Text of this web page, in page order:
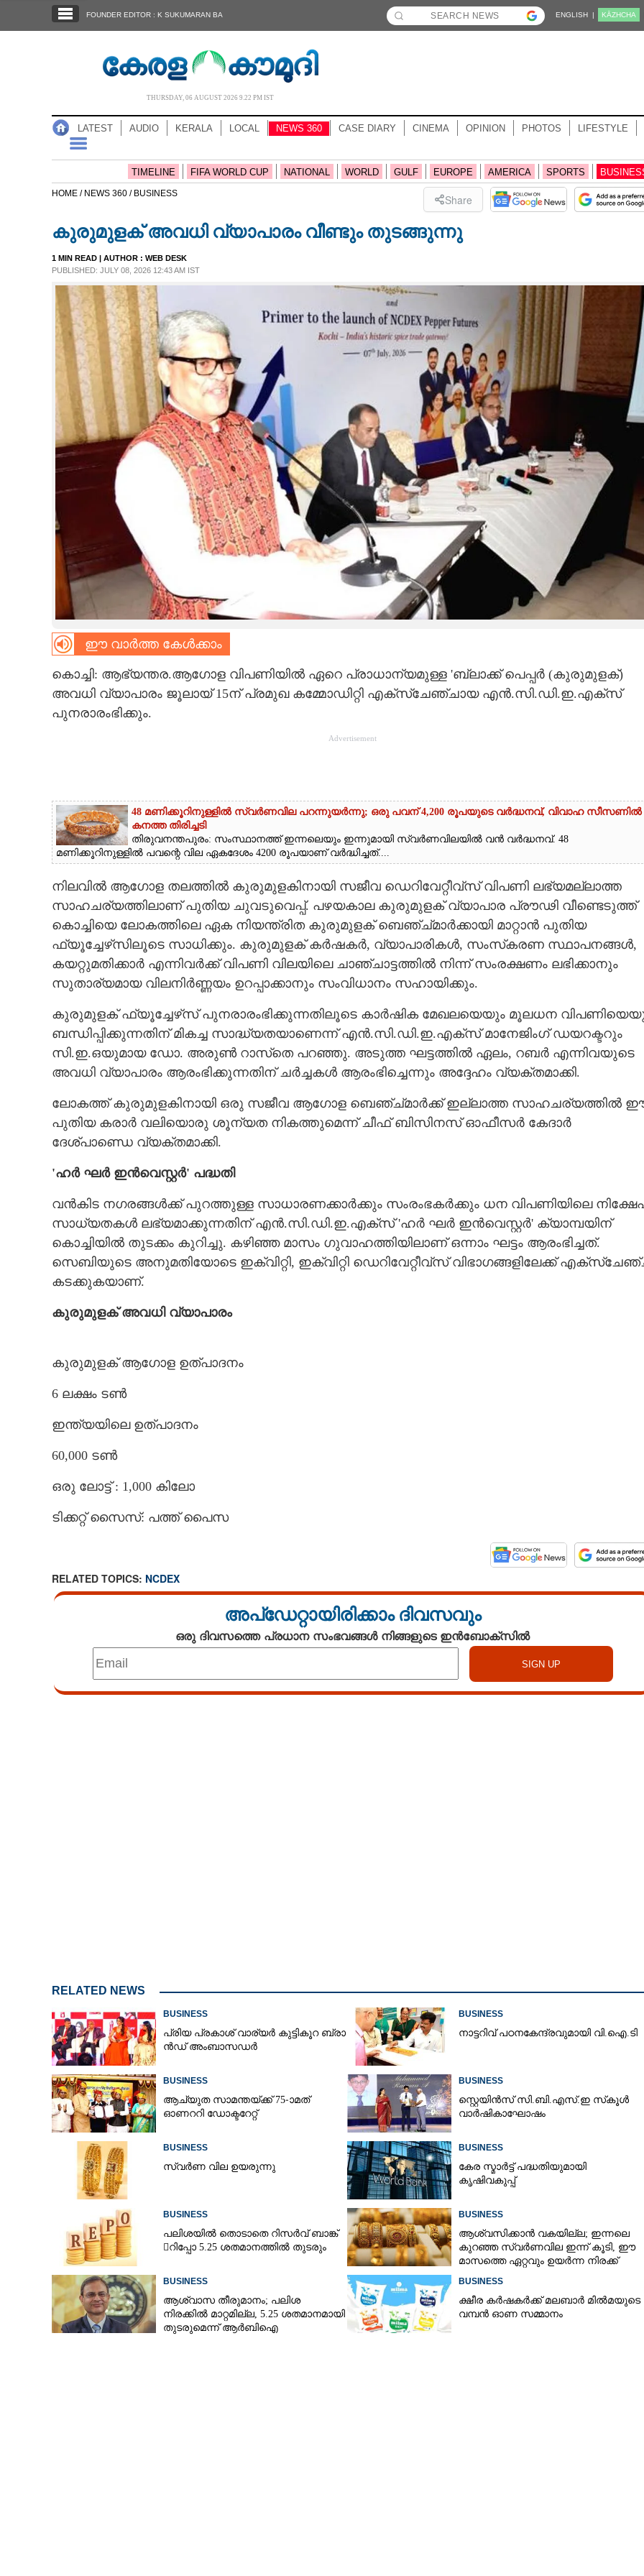
NOTIFIED NEWS
CASE DIARY
LIFESTYLE
LITERATURE
FOUNDER EDITOR : K SUKUMARAN BA ENGLISH | KĀZHCHA
THURSDAY, 06 AUGUST 2026 9.22 PM IST
LATEST AUDIO KERALA LOCAL NEWS 360 CASE DIARY CINEMA OPINION PHOTOS LIFESTYLE
TIMELINE FIFA WORLD CUP NATIONAL WORLD GULF EUROPE AMERICA SPORTS
HOME / NEWS 360 / BUSINESS Share
കുരുമുളക് അവധി വ്യാപാരം വീണ്ടും തുടങ്ങുന്നു
1 MIN READ | AUTHOR : WEB DESK
PUBLISHED: JULY 08, 2026 12:43 AM IST
ഈ വാർത്ത കേൾക്കാം
കൊച്ചി: ആഭ്യന്തര.ആഗോള വിപണിയിൽ ഏറെ പ്രാധാന്യമുള്ള 'ബ്ലാക്ക് പെപ്പർ (കുരുമുളക്)
അവധി വ്യാപാരം ജൂലായ് 15ന് പ്രമുഖ കമ്മോഡിറ്റി എക്‌സ്‌ചേഞ്ചായ എൻ.സി.ഡി.ഇ.എക്‌സ്
പുനരാരംഭിക്കും.
Advertisement
48 മണിക്കൂറിനുള്ളിൽ സ്വർണവില പറന്നുയർന്നു; ഒരു പവന് 4,200 രൂപയുടെ വർദ്ധനവ്, വിവാഹ സീസണിൽ
കനത്ത തിരിച്ചടി
തിരുവനന്തപുരം: സംസ്ഥാനത്ത് ഇന്നലെയും ഇന്നുമായി സ്വർണവിലയിൽ വൻ വർദ്ധനവ്. 48
മണിക്കൂറിനുള്ളിൽ പവന്റെ വില ഏകദേശം 4200 രൂപയാണ് വർദ്ധിച്ചത്....
നിലവിൽ ആഗോള തലത്തിൽ കുരുമുളകിനായി സജീവ ഡെറിവേറ്റീവ്‌സ് വിപണി ലഭ്യമല്ലാത്ത
സാഹചര്യത്തിലാണ് പുതിയ ചുവടുവെപ്പ്. പഴയകാല കുരുമുളക് വ്യാപാര പ്രൗഢി വീണ്ടെടുത്ത്
കൊച്ചിയെ ലോകത്തിലെ ഏക നിയന്ത്രിത കുരുമുളക് ബെഞ്ച്മാർക്കായി മാറ്റാൻ പുതിയ
ഫ്യൂച്ചേഴ്‌സിലൂടെ സാധിക്കും. കുരുമുളക് കർഷകർ, വ്യാപാരികൾ, സംസ്‌കരണ സ്ഥാപനങ്ങൾ,
കയറ്റുമതിക്കാർ എന്നിവർക്ക് വിപണി വിലയിലെ ചാഞ്ചാട്ടത്തിൽ നിന്ന് സംരക്ഷണം ലഭിക്കാനും
സുതാര്യമായ വിലനിർണ്ണയം ഉറപ്പാക്കാനും സംവിധാനം സഹായിക്കും.
കുരുമുളക് ഫ്യൂച്ചേഴ്‌സ് പുനരാരംഭിക്കുന്നതിലൂടെ കാർഷിക മേഖലയെയും മൂലധന
ബന്ധിപ്പിക്കുന്നതിന് മികച്ച സാദ്ധ്യതയാണെന്ന് എൻ.സി.ഡി.ഇ.എക്‌സ് മാനേജിംഗ് ഡയറക്ടറും
സി.ഇ.ഒയുമായ ഡോ. അരുൺ റാസ്‌തെ പറഞ്ഞു. അടുത്ത ഘട്ടത്തിൽ ഏലം, റബർ എന്നിവയുടെ
അവധി വ്യാപാരം ആരംഭിക്കുന്നതിന് ചർച്ചകൾ ആരംഭിച്ചെന്നും അദ്ദേഹം വ്യക്തമാക്കി.
ലോകത്ത് കുരുമുളകിനായി ഒരു സജീവ ആഗോള ബെഞ്ച്മാർക്ക് ഇല്ലാത്ത സാഹചര്യത്തിൽ
പുതിയ കരാർ വലിയൊരു ശൂന്യത നികത്തുമെന്ന് ചീഫ് ബിസിനസ് ഓഫീസർ കേദാർ
ദേശ്പാണ്ഡെ വ്യക്തമാക്കി.
'ഹർ ഘർ ഇൻവെസ്റ്റർ' പദ്ധതി
വൻകിട നഗരങ്ങൾക്ക് പുറത്തുള്ള സാധാരണക്കാർക്കും സംരംഭകർക്കും ധന വിപണിയിലെ
സാധ്യതകൾ ലഭ്യമാക്കുന്നതിന് എൻ.സി.ഡി.ഇ.എക്‌സ് 'ഹർ ഘർ ഇൻവെസ്റ്റർ' ക്യാമ്പയിന്
കൊച്ചിയിൽ തുടക്കം കുറിച്ചു. കഴിഞ്ഞ മാസം ഗുവാഹത്തിയിലാണ് ഒന്നാം ഘട്ടം ആരംഭിച്ചത്.
സെബിയുടെ അനുമതിയോടെ ഇക്വിറ്റി, ഇക്വിറ്റി ഡെറിവേറ്റീവ്‌സ് വിഭാഗങ്ങളിലേക്ക്
കടക്കുകയാണ്.
കുരുമുളക് അവധി വ്യാപാരം
കുരുമുളക് ആഗോള ഉത്പാദനം
6 ലക്ഷം ടൺ
ഇന്ത്യയിലെ ഉത്പാദനം
60,000 ടൺ
ഒരു ലോട്ട് : 1,000 കിലോ
ടിക്കറ്റ് സൈസ്: പത്ത് പൈസ
RELATED TOPICS: NCDEX
അപ്ഡേറ്റായിരിക്കാം ദിവസവും
ഒരു ദിവസത്തെ പ്രധാന സംഭവങ്ങൾ നിങ്ങളുടെ ഇൻബോക്സിൽ
RELATED NEWS
BUSINESS
പ്രി​യ​ ​പ്ര​കാ​ശ് ​വാ​ര്യർ കു​ട്ടി​കൂ​റ​ ​ ബ്രാ​
ൻ​ഡ് ​അം​ബാ​സ​ഡ​ർ
BUSINESS
നാ​ട്ട​റി​വ് ​പ​ഠ​ന​കേ​ന്ദ്ര​വു​മാ​യി​ ​വി.​ഐ.​ടി
BUSINESS
ആച്യുത സാമന്തയ്ക്ക് 75-ാമത്
ഓണററി ഡോക്ടറേറ്റ്
BUSINESS
സ്റ്റെയിൻസ് സി.ബി.എസ്.ഇ സ്‌കൂൾ
വാർഷികാഘോഷം
BUSINESS
സ്വർണ വില ഉയരുന്നു
BUSINESS
കേര സ്മാർട്ട് പദ്ധതിയുമായി
കൃഷിവകുപ്പ്
BUSINESS
പലിശയിൽ തൊടാതെ റിസർവ് ബാങ്ക്
റിപ്പോ 5.25 ശതമാനത്തിൽ തുടരും
BUSINESS
ആശ്വസിക്കാൻ വകയില്ല; ഇന്നലെ
കുറഞ്ഞ സ്വർണവില ഇന്ന് കൂടി, ഈ
മാസത്തെ ഏറ്റവും ഉയർന്ന നിരക്ക്
BUSINESS
ആശ്വാസ തീരുമാനം; പലിശ
നിരക്കിൽ മാറ്റമില്ല, 5.25 ശതമാനമായി
തുടരുമെന്ന് ആർബിഐ
BUSINESS
ക്ഷീര കർഷകർക്ക് മലബാർ മിൽമയുടെ
വമ്പൻ ഓണ സമ്മാനം
തുടങ്ങുന്നു
Share this link